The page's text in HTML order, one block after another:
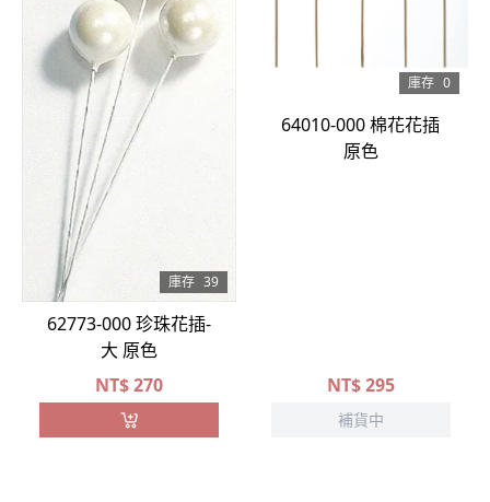
庫存 39
62773-000 珍珠花插-
大 原色
NT$270
庫存 0
64010-000 棉花花插
原色
NT$295
補貨中